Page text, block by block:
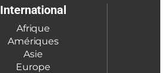
International
Afrique
Amériques
Asie
Europe